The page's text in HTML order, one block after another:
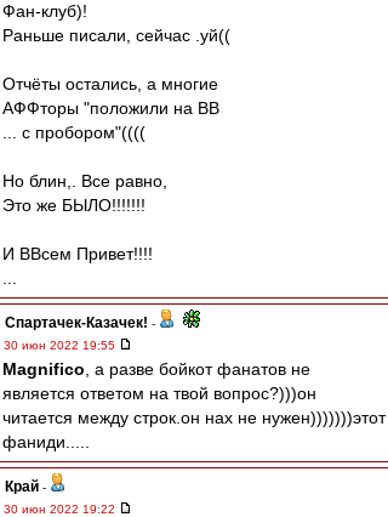
Фан-клуб)!
Раньше писали, сейчас .уй((
Отчёты остались, а многие
АФФторы "положили на ВВ
... с пробором"((((
Но блин,. Все равно,
Это же БЫЛО!!!!!!!
И ВВсем Привет!!!!
Спартачек-Казачек! -
30 июн 2022 19:55
Magnifico , а разве бойкот фанатов не
является ответом на твой вопрос?)))он
читается между строк.он нах не нужен)))))))этот
фаниди.....
Край -
30 июн 2022 19:22